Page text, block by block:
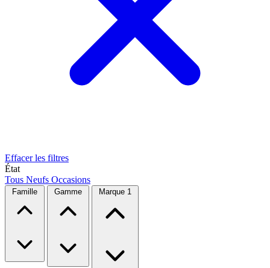
Effacer les filtres
État
Tous Neufs Occasions
Famille Gamme Marque 1